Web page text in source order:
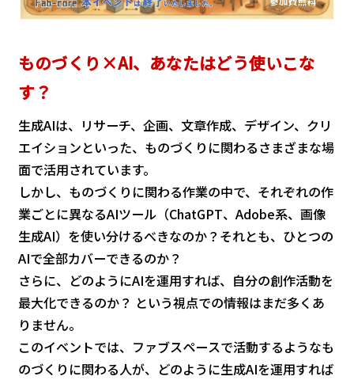
ものづくり×AI、あなたはどう使いこな
す？
生成AIは、リサーチ、企画、文章作成、デザイン、クリ
エイションといった、ものづくりに関わるさまざまな場
面で活用されています。
しかし、ものづくりに関わる作業の中で、それぞれの作
業ごとに異なるAIツール（ChatGPT、Adobe系、画像
生成AI）を使い分けるべきなのか？それとも、ひとつの
AIで全部カバーできるのか？
さらに、どのようにAIを運用すれば、自分の創作活動を
最大化できるのか？ という視点での情報はまだ多くあ
りません。
このイベントでは、ファブスペースで活動するようなも
のづくりに関わる人が、どのように生成AIを運用すれば